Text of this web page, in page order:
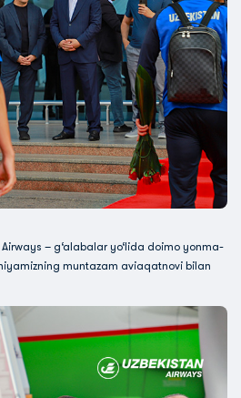
– g‘alabalar yo‘lida doimo yonma-
muntazam aviaqatnovi bilan